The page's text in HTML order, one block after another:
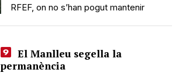
RFEF, on no s’han pogut mantenir
El Manlleu segella la
permanència